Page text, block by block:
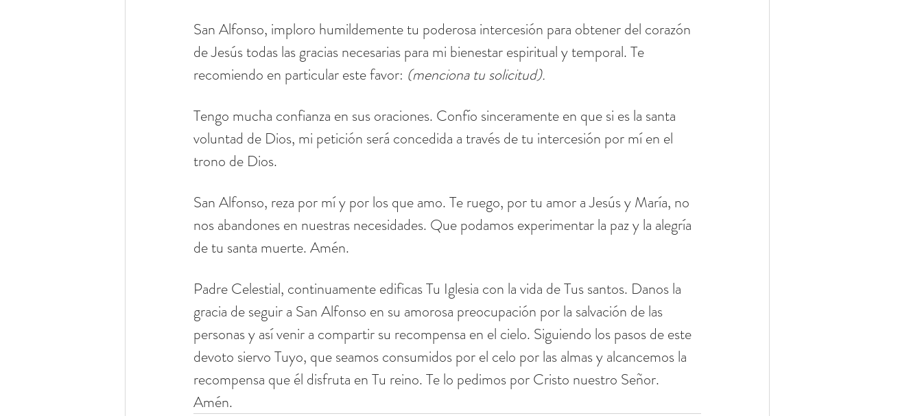
San Alfonso, imploro humildemente tu poderosa intercesión para obtener del corazón
de Jesús todas las gracias necesarias para mi bienestar espiritual y temporal. Te
recomiendo en particular este favor: (menciona tu solicitud).
Tengo mucha confianza en sus oraciones. Confío sinceramente en que si es la santa
voluntad de Dios, mi petición será concedida a través de tu intercesión por mí en el
trono de Dios.
San Alfonso, reza por mí y por los que amo. Te ruego, por tu amor a Jesús y María, no
nos abandones en nuestras necesidades. Que podamos experimentar la paz y la alegría
de tu santa muerte. Amén.
Padre Celestial, continuamente edificas Tu Iglesia con la vida de Tus santos. Danos la
gracia de seguir a San Alfonso en su amorosa preocupación por la salvación de las
personas y así venir a compartir su recompensa en el cielo. Siguiendo los pasos de este
devoto siervo Tuyo, que seamos consumidos por el celo por las almas y alcancemos la
recompensa que él disfruta en Tu reino. Te lo pedimos por Cristo nuestro Señor.
Amén.